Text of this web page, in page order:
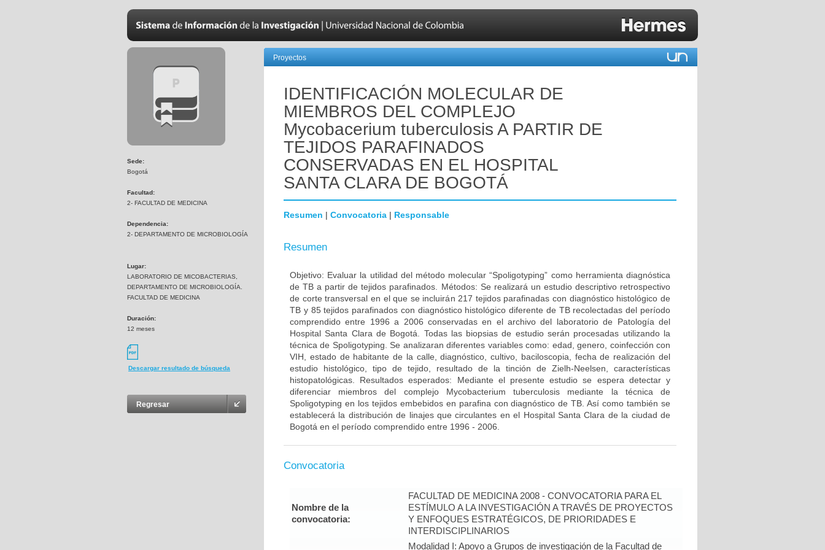
Sede:
Bogotá
Facultad:
2- FACULTAD DE MEDICINA
Dependencia:
2- DEPARTAMENTO DE MICROBIOLOGÍA
Lugar:
LABORATORIO DE MICOBACTERIAS,
DEPARTAMENTO DE MICROBIOLOGÍA.
FACULTAD DE MEDICINA
Duración:
12 meses
Descargar resultado de búsqueda
Regresar
Proyectos
IDENTIFICACIÓN MOLECULAR DE
MIEMBROS DEL COMPLEJO
Mycobacerium tuberculosis A PARTIR DE
TEJIDOS PARAFINADOS
CONSERVADAS EN EL HOSPITAL
SANTA CLARA DE BOGOTÁ
Resumen | Convocatoria | Responsable
Resumen
Objetivo: Evaluar la utilidad del método molecular “Spoligotyping” como herramienta diagnóstica
de TB a partir de tejidos parafinados. Métodos: Se realizará un estudio descriptivo retrospectivo
de corte transversal en el que se incluirán 217 tejidos parafinadas con diagnóstico histológico de
TB y 85 tejidos parafinados con diagnóstico histológico diferente de TB recolectadas del período
comprendido entre 1996 a 2006 conservadas en el archivo del laboratorio de Patología del
Hospital Santa Clara de Bogotá. Todas las biopsias de estudio serán procesadas utilizando la
técnica de Spoligotyping. Se analizaran diferentes variables como: edad, genero, coinfección con
VIH, estado de habitante de la calle, diagnóstico, cultivo, baciloscopia, fecha de realización del
estudio histológico, tipo de tejido, resultado de la tinción de Zielh-Neelsen, características
histopatológicas. Resultados esperados: Mediante el presente estudio se espera detectar y
diferenciar miembros del complejo Mycobacterium tuberculosis mediante la técnica de
Spoligotyping en los tejidos embebidos en parafina con diagnóstico de TB. Así como también se
establecerá la distribución de linajes que circulantes en el Hospital Santa Clara de la ciudad de
Bogotá en el período comprendido entre 1996 - 2006.
Convocatoria
Nombre de la
convocatoria:
FACULTAD DE MEDICINA 2008 - CONVOCATORIA PARA EL
ESTÍMULO A LA INVESTIGACIÓN A TRAVÉS DE PROYECTOS
Y ENFOQUES ESTRATÉGICOS, DE PRIORIDADES E
INTERDISCIPLINARIOS
Modalidad I: Apoyo a Grupos de investigación de la Facultad de